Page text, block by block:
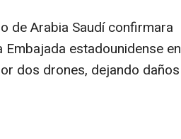
de Arabia Saudí confirmara
estadounidense en
dos drones, dejando daños